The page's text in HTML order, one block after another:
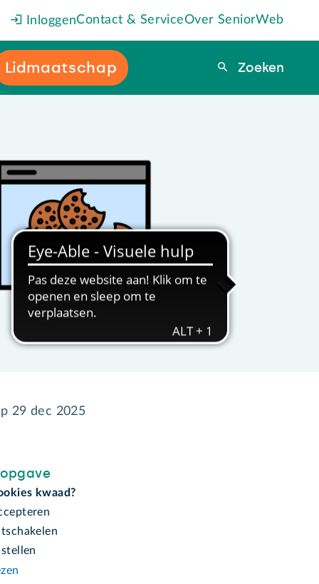
InloggenContact & ServiceOver SeniorWeb
Lidmaatschap Zoeken
Zoeken
29 dec 2025
kwaad?